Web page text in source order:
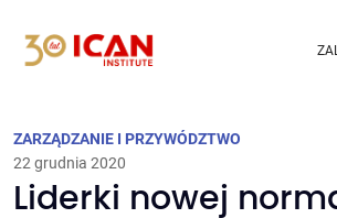
ZARZĄDZANIE I PRZYWÓDZTWO
22 grudnia 2020
Liderki nowej